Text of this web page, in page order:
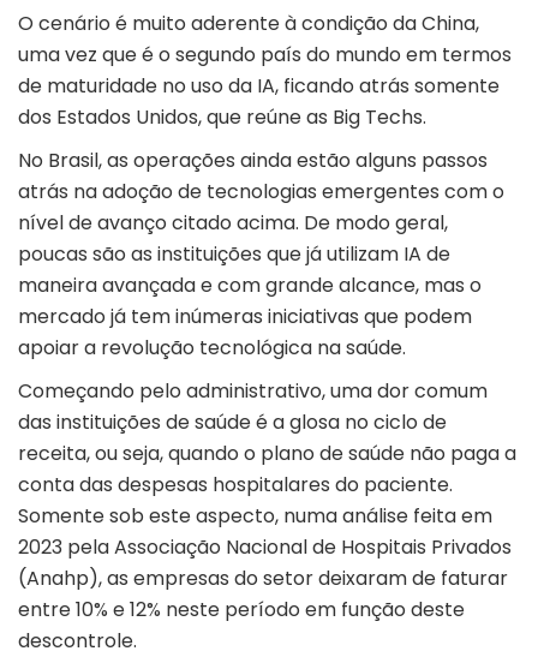
O cenário é muito aderente à condição da China,
uma vez que é o segundo país do mundo em termos
de maturidade no uso da IA, ficando atrás somente
dos Estados Unidos, que reúne as Big Techs.
No Brasil, as operações ainda estão alguns passos
atrás na adoção de tecnologias emergentes com o
nível de avanço citado acima. De modo geral,
poucas são as instituições que já utilizam IA de
maneira avançada e com grande alcance, mas o
mercado já tem inúmeras iniciativas que podem
apoiar a revolução tecnológica na saúde.
Começando pelo administrativo, uma dor comum
das instituições de saúde é a glosa no ciclo de
receita, ou seja, quando o plano de saúde não paga a
conta das despesas hospitalares do paciente.
Somente sob este aspecto, numa análise feita em
2023 pela Associação Nacional de Hospitais Privados
(Anahp), as empresas do setor deixaram de faturar
entre 10% e 12% neste período em função deste
descontrole.